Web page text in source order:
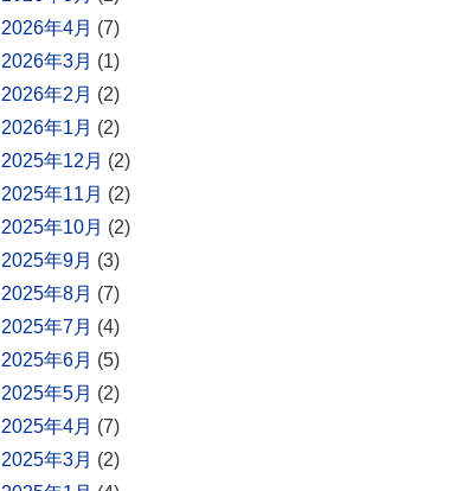
2026年4月 (7)
2026年3月 (1)
2026年2月 (2)
2026年1月 (2)
2025年12月 (2)
2025年11月 (2)
2025年10月 (2)
2025年9月 (3)
2025年8月 (7)
2025年7月 (4)
2025年6月 (5)
2025年5月 (2)
2025年4月 (7)
2025年3月 (2)